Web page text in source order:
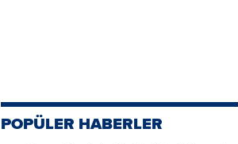
POPÜLER HABERLER